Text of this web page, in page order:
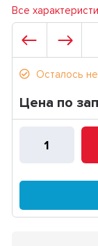
Все
Осталось
Цена по